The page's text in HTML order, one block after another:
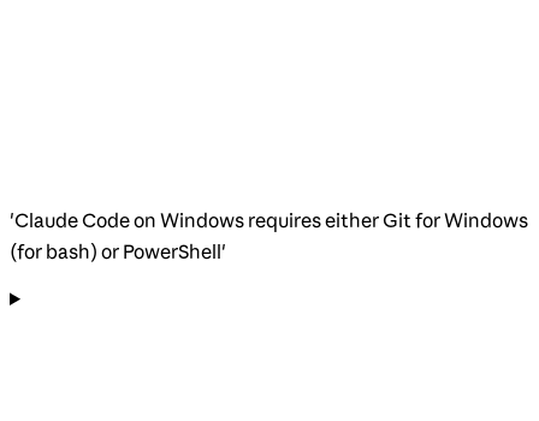
'Claude Code on Windows requires either Git for Windows
(for bash) or PowerShell'